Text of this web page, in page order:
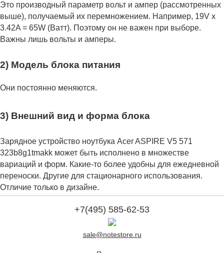
Это производный параметр вольт и ампер (рассмотренных
выше), получаемый их перемножением. Например, 19V x
3.42A = 65W (Ватт). Поэтому он не важен при выборе.
Важны лишь вольты и амперы.
2) Модель блока питания
Они постоянно меняются.
3) Внешний вид и форма блока
Зарядное устройство ноутбука Acer ASPIRE V5 571
323b8g1tmakk может быть исполнено в множестве
вариаций и форм. Какие-то более удобны для ежедневной
переноски. Другие для стационарного использования.
Отличие только в дизайне.
+7(495) 585-62-53
sale@notestore.ru